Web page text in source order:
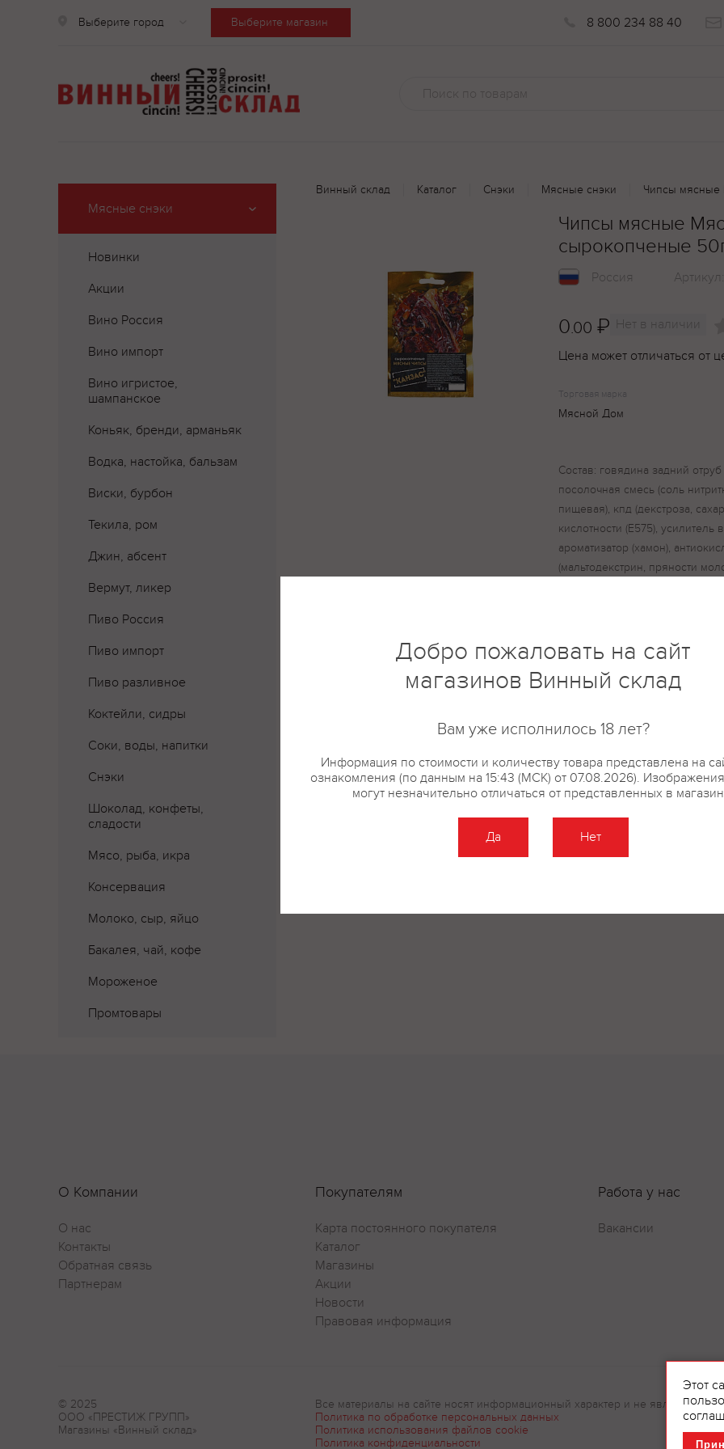
Выберите город Выберите магазин 8 800 234 88 40
Мясные снэки
Новинки
Акции
Вино Россия
Вино импорт
Вино игристое,
шампанское
Коньяк, бренди, арманьяк
Водка, настойка, бальзам
Виски, бурбон
Текила, ром
Джин, абсент
Вермут, ликер
Пиво Россия
Пиво импорт
Пиво разливное
Коктейли, сидры
Соки, воды, напитки
Снэки
Шоколад, конфеты,
сладости
Мясо, рыба, икра
Консервация
Молоко, сыр, яйцо
Бакалея, чай, кофе
Мороженое
Промтовары
Винный склад Каталог Снэки Мясные снэки Чипсы мясные
Чипсы мясные
сырокопченые
Россия Артикул:
0.00 ₽ Нет в наличии
Цена может отличаться от
Торговая марка
Мясной Дом
Состав: говядина задний
посолочная смесь (соль
пищевая), кпд (декстроза,
кислотности (Е575), усилитель
ароматизатор (хамон),
(мальтодекстрин, пряности
(барбекю, перец черный),
О Компании
О нас
Контакты
Обратная связь
Партнерам
Покупателям
Карта постоянного покупателя
Каталог
Магазины
Акции
Новости
Правовая информация
Работа у нас
Вакансии
© 2025
ООО «ПРЕСТИЖ ГРУПП»
Магазины «Винный склад»
Все материалы на сайте носят информационный характер и не являются
Политика по обработке персональных данных
Политика использования файлов cookie
Политика конфиденциальности
Этот
Добро пожаловать на сайт
магазинов Винный склад
Вам уже исполнилось 18 лет?
Информация по стоимости и количеству товара представлена на
ознакомления (по данным на 15:43 (МСК) от 07.08.2026).
могут незначительно отличаться от представленных в
Да Нет